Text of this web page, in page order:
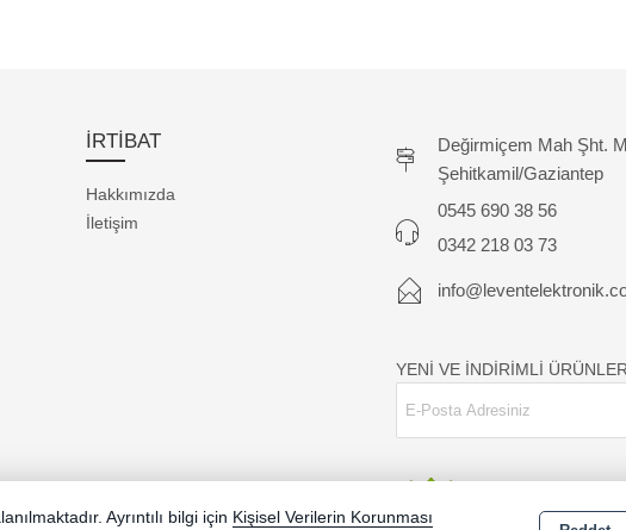
İRTİBAT
Hakkımızda
İletişim
Değirmiçem Mah Şht.
Şehitkamil/Gaziantep
0545 690 38 56
0342 218 03 73
YENİ VE İNDİRİMLİ
Ayrıntılı bilgi için Kişisel Verilerin Korunması